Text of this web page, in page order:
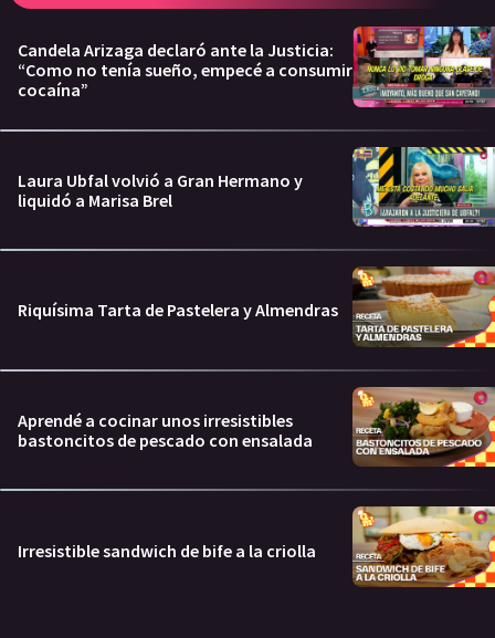
Candela Arizaga declaró ante la Justicia:
“Como no tenía sueño, empecé a consumir
cocaína”
Laura Ubfal volvió a Gran Hermano y
liquidó a Marisa Brel
Riquísima Tarta de Pastelera y Almendras
Aprendé a cocinar unos irresistibles
bastoncitos de pescado con ensalada
Irresistible sandwich de bife a la criolla